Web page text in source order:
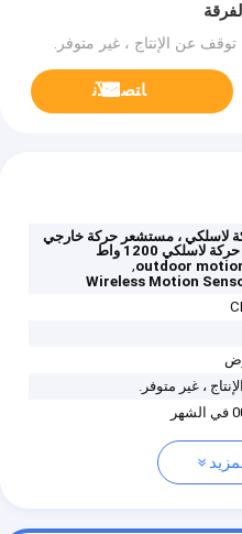
ﺎﺘﺼﻟ ﺍﻶﻧ
لاسلكي ، مستشعر حركة خارجي
لاسلكي 1200 واط
outdoor
,
Wireless Motion
، غير متوفر.